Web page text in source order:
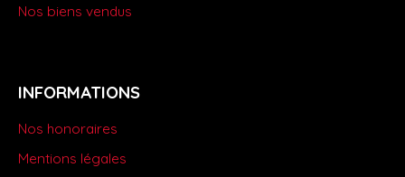
Nos biens vendus
INFORMATIONS
Nos honoraires
Mentions légales